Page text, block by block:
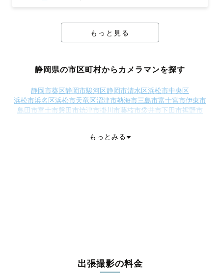
もっと見る
静岡県の市区町村からカメラマンを探す
静岡市葵区静岡市駿河区静岡市清水区浜松市中央区
浜松市浜名区浜松市天竜区沼津市熱海市三島市富士宮市伊東市
島田市富士市磐田市焼津市掛川市藤枝市袋井市下田市裾野市
田方郡函南町駿東郡清水町
もっとみる
出張撮影の料金